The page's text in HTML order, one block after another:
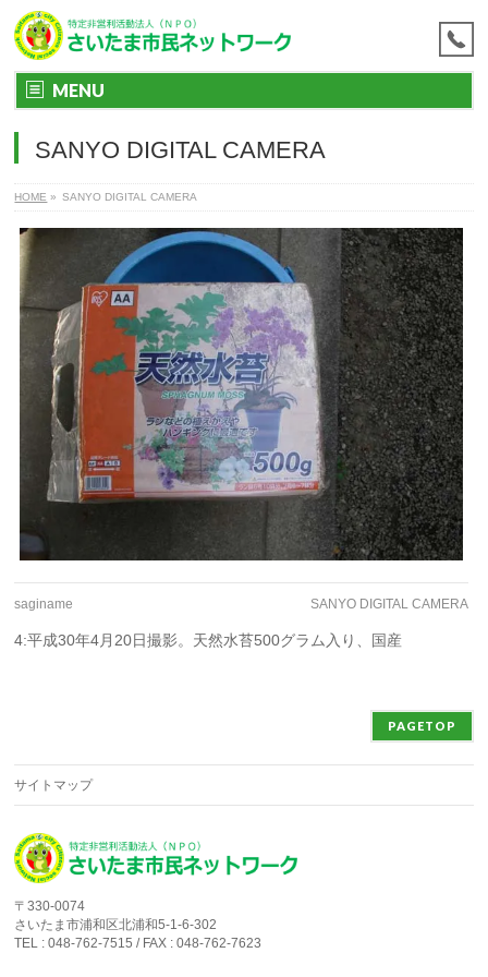
MENU
SANYO DIGITAL CAMERA
HOME » SANYO DIGITAL CAMERA
saginame SANYO DIGITAL CAMERA
4:平成30年4月20日撮影。天然水苔500グラム入り、国産
PAGETOP
サイトマップ
〒330-0074
さいたま市浦和区北浦和5-1-6-302
TEL : 048-762-7515 / FAX : 048-762-7623